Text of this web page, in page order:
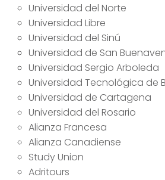
Universidad del Norte
Universidad Libre
Universidad del Sinú
Universidad de San
Universidad Sergio Arboleda
Universidad Tecnológica de
Universidad de Cartagena
Universidad del Rosario
Alianza Francesa
Alianza Canadiense
Study Union
Adritours